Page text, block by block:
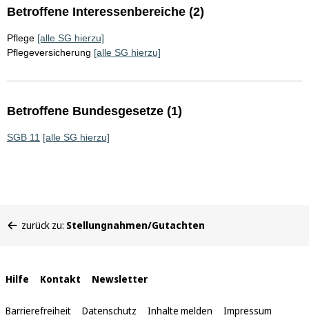
Betroffene Interessenbereiche (2)
Pflege [alle SG hierzu]
Pflegeversicherung [alle SG hierzu]
Betroffene Bundesgesetze (1)
SGB 11 [alle SG hierzu]
befinden
zurück zu: Stellungnahmen/Gutachten
Interne
Links
Hilfe Kontakt Newsletter
Barrierefreiheit Datenschutz Inhalte melden Impressum